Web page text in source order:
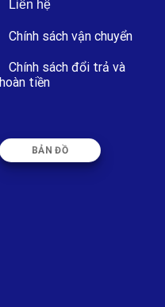
Liên hệ
Chính sách vận chuyển
Chính sách đổi trả và
hoàn tiền
BẢN ĐỒ